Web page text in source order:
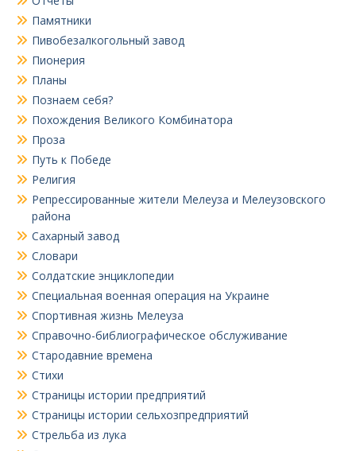
Памятники
Пивобезалкогольный завод
Пионерия
Планы
Познаем себя?
Похождения Великого Комбинатора
Проза
Путь к Победе
Религия
Репрессированные жители Мелеуза и Мелеузовского
района
Сахарный завод
Словари
Солдатские энциклопедии
Специальная военная операция на Украине
Спортивная жизнь Мелеуза
Справочно-библиографическое обслуживание
Стародавние времена
Стихи
Страницы истории предприятий
Страницы истории сельхозпредприятий
Стрельба из лука